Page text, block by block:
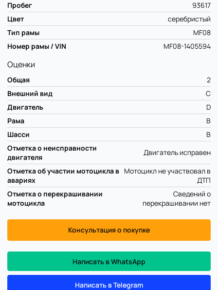
Пробег
93617
Цвет
серебристый
Тип рамы
MF08
Номер рамы / VIN
MF08-1405594
Оценки
Общая
2
Внешний вид
C
Двигатель
D
Рама
B
Шасси
B
Отметка о неисправности
двигателя
Двигатель исправен
Отметка об участии мотоцикла в
авариях
Мотоцикл не участвовал в
ДТП
Отметка о перекрашивании
мотоцикла
Сведений о
перекрашивании нет
Консультация о покупке
Написать в WhatsApp
Написать в Telegram